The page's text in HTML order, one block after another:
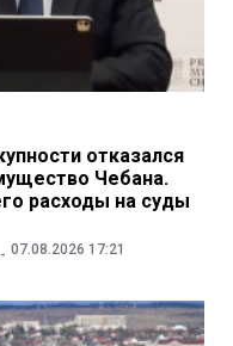
отказался
Чебана.
расходы на суды
07.08.2026 17:21